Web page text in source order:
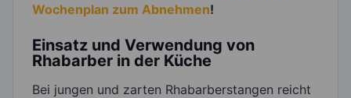
Wochenplan zum Abnehmen!
Einsatz und Verwendung von
Rhabarber in der Küche
Bei jungen und zarten Rhabarberstangen reicht